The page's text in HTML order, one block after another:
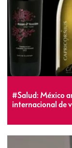
#Salud: México
internacional de